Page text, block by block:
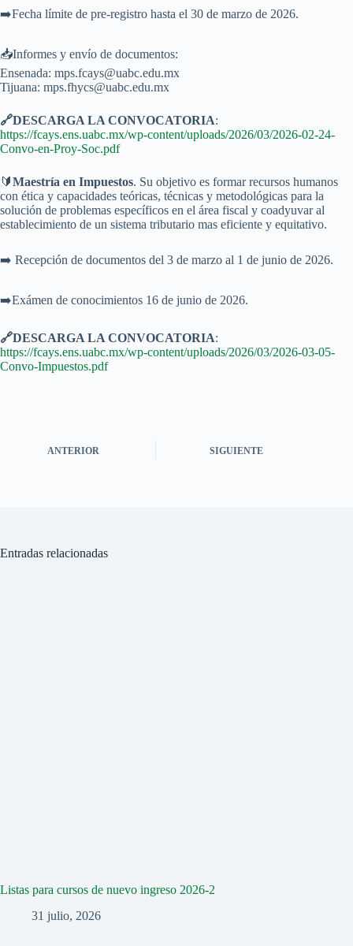
➡️Fecha límite de pre-registro hasta el 30 de marzo de 2026.
📥Informes y envío de documentos:
Ensenada: mps.fcays@uabc.edu.mx
Tijuana: mps.fhycs@uabc.edu.mx
🔗DESCARGA LA CONVOCATORIA:
https://fcays.ens.uabc.mx/wp-content/uploads/2026/03/2026-02-24-
Convo-en-Proy-Soc.pdf
🔰Maestría en Impuestos. Su objetivo es formar recursos humanos
con ética y capacidades teóricas, técnicas y metodológicas para la
solución de problemas específicos en el área fiscal y coadyuvar al
establecimiento de un sistema tributario mas eficiente y equitativo.
➡️ Recepción de documentos del 3 de marzo al 1 de junio de 2026.
➡️Exámen de conocimientos 16 de junio de 2026.
🔗DESCARGA LA CONVOCATORIA:
https://fcays.ens.uabc.mx/wp-content/uploads/2026/03/2026-03-05-
Convo-Impuestos.pdf
ANTERIOR SIGUIENTE
Entradas relacionadas
Listas para cursos de nuevo ingreso 2026-2
31 julio, 2026